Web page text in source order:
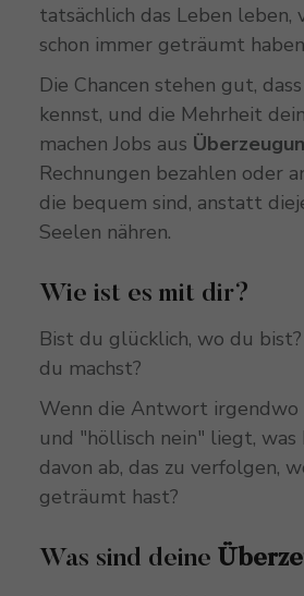
tatsächlich das Leben leben,
schon immer geträumt
Die Chancen stehen gut,
kennst, und die Mehrheit
machen Jobs aus
Rechnungen bezahlen oder
die bequem sind, anstatt
Seelen nähren.
Wie ist es mit dir?
Bist du glücklich, wo du
du machst?
Wenn die Antwort irgendwo
und "höllisch nein" liegt, was
davon ab, das zu verfolgen,
geträumt hast?
Was sind deine